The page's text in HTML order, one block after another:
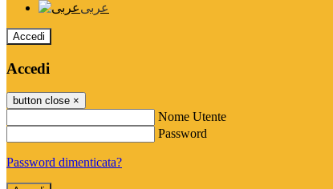
عربى
Accedi
Accedi
button close ×
Nome Utente
Password
Password dimenticata?